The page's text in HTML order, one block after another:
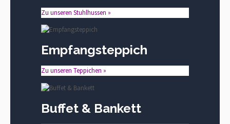
Zu unseren Stuhlhussen »
Empfangsteppich
Zu unseren Teppichen »
Buffet & Bankett